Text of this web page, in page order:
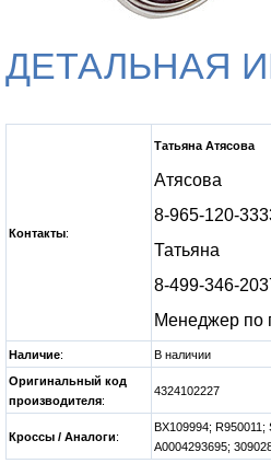
ДЕТАЛЬНАЯ
Контакты:
Татьяна Атясова
Атясова
8-965-120-
Татьяна
8-499-346-
Менеджер по
Наличие:
В наличии
Оригинальный код
производителя:
4324102227
Кроссы / Аналоги:
BX109994; R950011;
A0004293695;